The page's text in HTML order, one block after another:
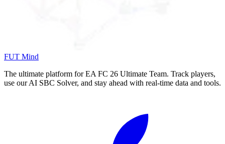
FUT Mind
The ultimate platform for EA FC 26 Ultimate Team. Track players,
use our AI SBC Solver, and stay ahead with real-time data and tools.